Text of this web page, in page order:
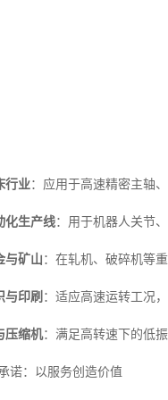
行业：应用于高速精密主轴
化生产线：用于机器人关节
与矿山：在轧机、破碎机等
与印刷 ：适应高速运转工况
压缩机：满足高转速下的低
诺：以服务创造价值